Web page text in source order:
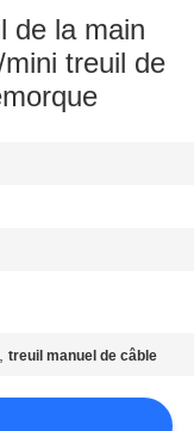
de la main
treuil de
,treuil manuel de câble